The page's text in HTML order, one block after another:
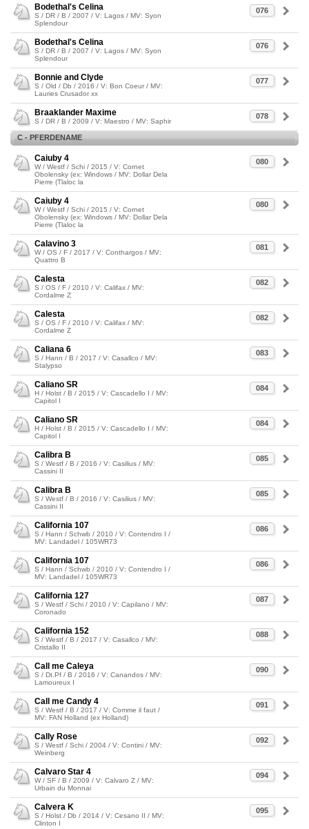
076
Bodethal's Celina
S / DR / B / 2007 / V: Lagos / MV: Syon
Splendour
076
Bodethal's Celina
S / DR / B / 2007 / V: Lagos / MV: Syon
Splendour
077
Bonnie and Clyde
S / Old / Db / 2016 / V: Bon Coeur / MV:
Lauries Crusador xx
078
Braaklander Maxime
S / DR / B / 2009 / V: Maestro / MV: Saphir
C - PFERDENAME
080
Caiuby 4
W / Westf / Schi / 2015 / V: Cornet
Obolensky (ex: Windows / MV: Dollar Dela
Pierre (Tlaloc la
080
Caiuby 4
W / Westf / Schi / 2015 / V: Cornet
Obolensky (ex: Windows / MV: Dollar Dela
Pierre (Tlaloc la
081
Calavino 3
W / OS / F / 2017 / V: Conthargos / MV:
Quattro B
082
Calesta
S / OS / F / 2010 / V: Califax / MV:
Cordalme Z
082
Calesta
S / OS / F / 2010 / V: Califax / MV:
Cordalme Z
083
Caliana 6
S / Hann / B / 2017 / V: Casallco / MV:
Stalypso
084
Caliano SR
H / Holst / B / 2015 / V: Cascadello I / MV:
Capitol I
084
Caliano SR
H / Holst / B / 2015 / V: Cascadello I / MV:
Capitol I
085
Calibra B
S / Westf / B / 2016 / V: Casilius / MV:
Cassini II
085
Calibra B
S / Westf / B / 2016 / V: Casilius / MV:
Cassini II
086
California 107
S / Hann / Schwb / 2010 / V: Contendro I /
MV: Landadel / 105WR73
086
California 107
S / Hann / Schwb / 2010 / V: Contendro I /
MV: Landadel / 105WR73
087
California 127
S / Westf / Schi / 2010 / V: Capilano / MV:
Coronado
088
California 152
S / Westf / B / 2017 / V: Casallco / MV:
Cristallo II
090
Call me Caleya
S / Dt.Pf / B / 2016 / V: Canandos / MV:
Lamoureux I
091
Call me Candy 4
S / Westf / B / 2017 / V: Comme il faut /
MV: FAN Holland (ex Holland)
092
Cally Rose
S / Westf / Schi / 2004 / V: Contini / MV:
Weinberg
094
Calvaro Star 4
W / SF / B / 2009 / V: Calvaro Z / MV:
Urbain du Monnai
095
Calvera K
S / Holst / Db / 2014 / V: Cesano II / MV:
Clinton I